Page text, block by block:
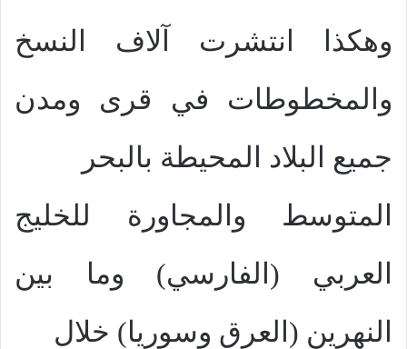
وهكذا انتشرت آلاف النسخ
والمخطوطات في قرى ومدن
جميع البلاد المحيطة بالبحر
المتوسط والمجاورة للخليج
العربي (الفارسي) وما بين
النهرين (العرق وسوريا) خلال